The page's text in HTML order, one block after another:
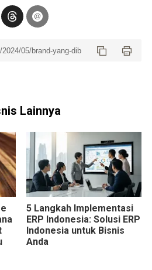
Lainnya
5 Langkah Implementasi
ERP Indonesia: Solusi ERP
Indonesia untuk Bisnis
Anda